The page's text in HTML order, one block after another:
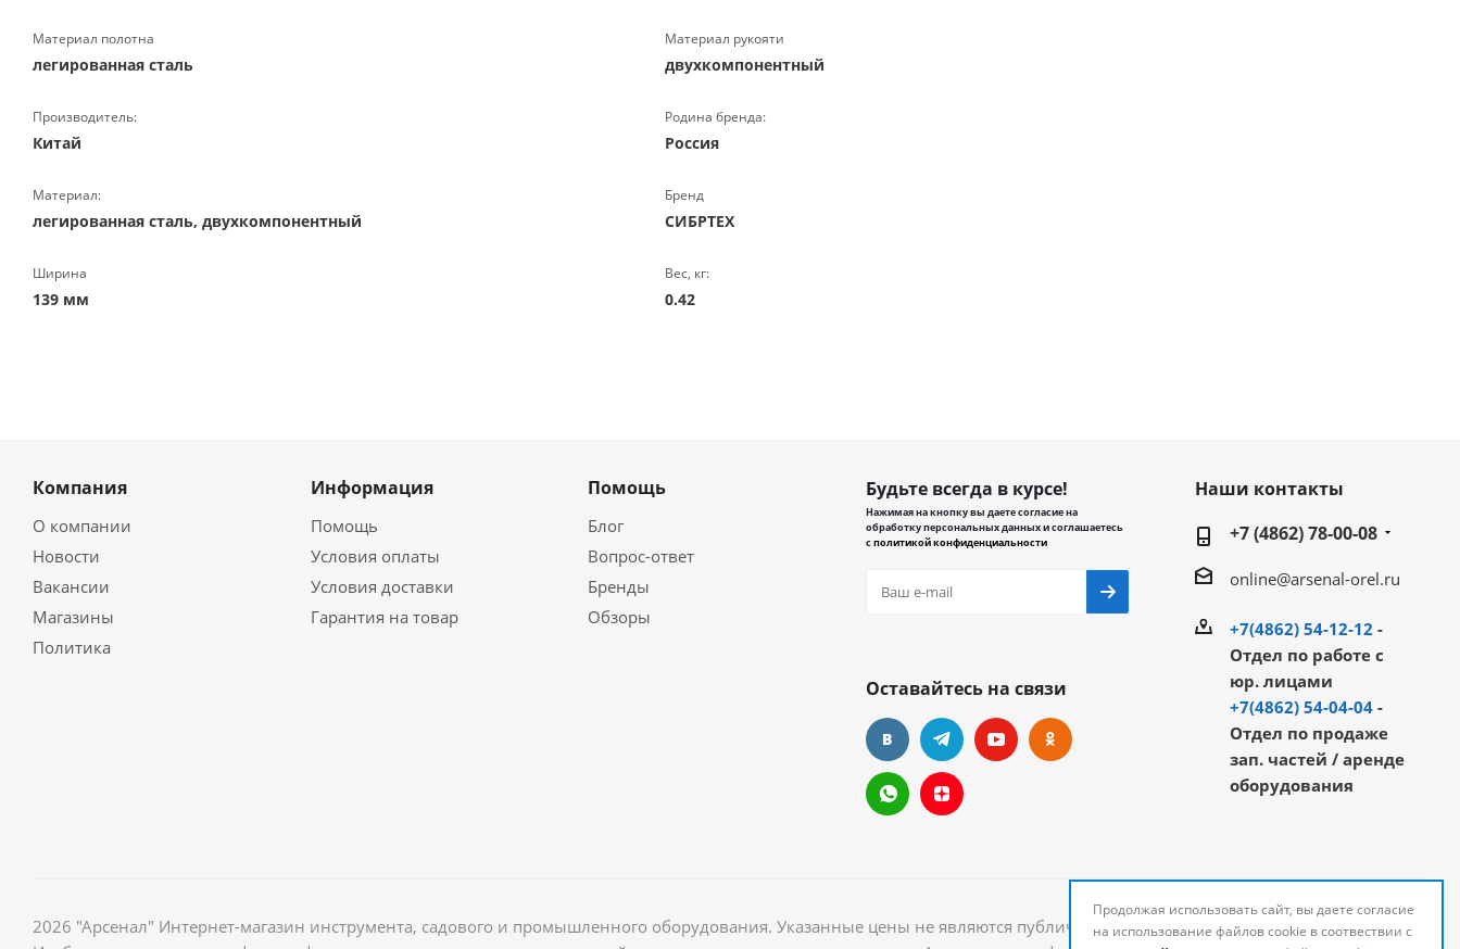
Материал полотна
легированная сталь
Материал рукояти
двухкомпонентный
Производитель:
Китай
Родина бренда:
Россия
Материал:
легированная сталь, двухкомпонентный
Бренд
СИБРТЕХ
Ширина
139 мм
Вес, кг:
0.42
Компания
О компании
Новости
Вакансии
Магазины
Политика
Информация
Помощь
Условия оплаты
Условия доставки
Гарантия на товар
Помощь
Блог
Вопрос-ответ
Бренды
Обзоры
Будьте всегда в курсе!
Нажимая на кнопку вы даете согласие на
обработку персональных данных и соглашаетесь
сполитикой конфиденциальности
Оставайтесь на связи
Наши контакты
+7 (4862) 78-00-08
online@arsenal-orel.ru
+7(4862) 54-12-12 -
Отдел по работе с
юр. лицами
+7(4862) 54-04-04-
Отдел по продаже
зап. частей / аренде
оборудования
2026 "Арсенал" Интернет-магазин инструмента, садового и промышленного оборудования. Указанные цены не являются публичной офертой и могут быть изменены.
Продолжая использовать сайт, вы даете согласие
на использование файлов cookie в соотвествии с